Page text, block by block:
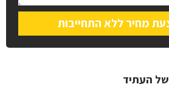
מחיר ללא התחייבות
של העתיד